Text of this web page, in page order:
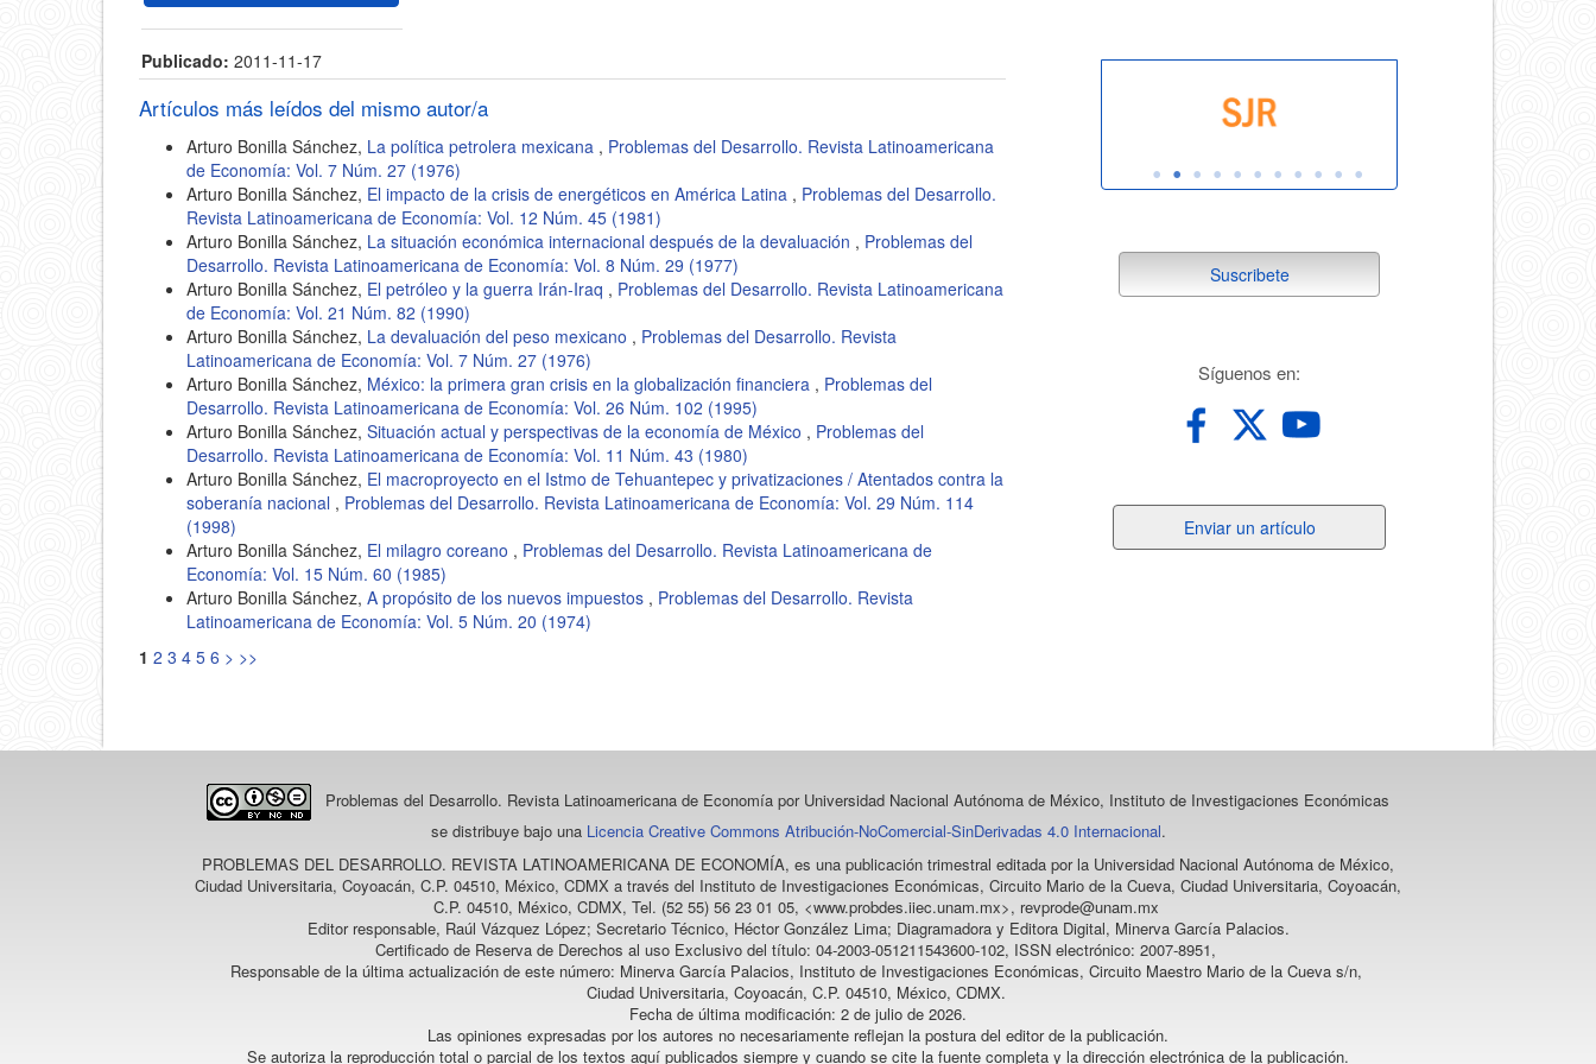
Publicado: 2011-11-17
Artículos más leídos del mismo autor/a
Arturo Bonilla Sánchez, La política petrolera mexicana , Problemas del Desarrollo. Revista Latinoamericana
de Economía: Vol. 7 Núm. 27 (1976)
Arturo Bonilla Sánchez, El impacto de la crisis de energéticos en América Latina , Problemas del Desarrollo.
Revista Latinoamericana de Economía: Vol. 12 Núm. 45 (1981)
Arturo Bonilla Sánchez, La situación económica internacional después de la devaluación , Problemas del
Desarrollo. Revista Latinoamericana de Economía: Vol. 8 Núm. 29 (1977)
Arturo Bonilla Sánchez, El petróleo y la guerra Irán-Iraq , Problemas del Desarrollo. Revista Latinoamericana
de Economía: Vol. 21 Núm. 82 (1990)
Arturo Bonilla Sánchez, La devaluación del peso mexicano , Problemas del Desarrollo. Revista
Latinoamericana de Economía: Vol. 7 Núm. 27 (1976)
Arturo Bonilla Sánchez, México: la primera gran crisis en la globalización financiera , Problemas del
Desarrollo. Revista Latinoamericana de Economía: Vol. 26 Núm. 102 (1995)
Arturo Bonilla Sánchez, Situación actual y perspectivas de la economía de México , Problemas del
Desarrollo. Revista Latinoamericana de Economía: Vol. 11 Núm. 43 (1980)
Arturo Bonilla Sánchez, El macroproyecto en el Istmo de Tehuantepec y privatizaciones / Atentados contra la
soberanía nacional , Problemas del Desarrollo. Revista Latinoamericana de Economía: Vol. 29 Núm. 114
(1998)
Arturo Bonilla Sánchez, El milagro coreano , Problemas del Desarrollo. Revista Latinoamericana de
Economía: Vol. 15 Núm. 60 (1985)
Arturo Bonilla Sánchez, A propósito de los nuevos impuestos , Problemas del Desarrollo. Revista
Latinoamericana de Economía: Vol. 5 Núm. 20 (1974)
1 2 3 4 5 6 > >>
suscribete
Suscribete
Síguenos en:
un
Enviar un artículo
Problemas del Desarrollo. Revista Latinoamericana de Economía por Universidad Nacional Autónoma de México, Instituto de Investigaciones Económicas
se distribuye bajo una Licencia Creative Commons Atribución-NoComercial-SinDerivadas 4.0 Internacional.
PROBLEMAS DEL DESARROLLO. REVISTA LATINOAMERICANA DE ECONOMÍA, es una publicación trimestral editada por la Universidad Nacional Autónoma de México,
Ciudad Universitaria, Coyoacán, C.P. 04510, México, CDMX a través del Instituto de Investigaciones Económicas, Circuito Mario de la Cueva, Ciudad Universitaria, Coyoacán,
C.P. 04510, México, CDMX, Tel. (52 55) 56 23 01 05, <www.probdes.iiec.unam.mx>, revprode@unam.mx
Editor responsable, Raúl Vázquez López; Secretario Técnico, Héctor González Lima; Diagramadora y Editora Digital, Minerva García Palacios.
Certificado de Reserva de Derechos al uso Exclusivo del título: 04-2003-051211543600-102, ISSN electrónico: 2007-8951,
Responsable de la última actualización de este número: Minerva García Palacios, Instituto de Investigaciones Económicas, Circuito Maestro Mario de la Cueva s/n,
Ciudad Universitaria, Coyoacán, C.P. 04510, México, CDMX.
Fecha de última modificación: 2 de julio de 2026.
Las opiniones expresadas por los autores no necesariamente reflejan la postura del editor de la publicación.
Se autoriza la reproducción total o parcial de los textos aquí publicados siempre y cuando se cite la fuente completa y la dirección electrónica de la publicación.